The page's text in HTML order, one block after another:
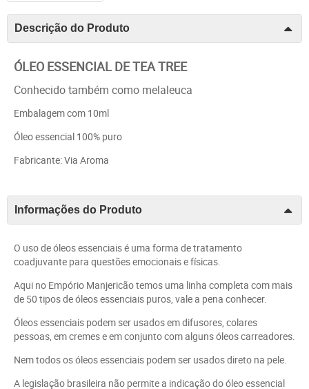
Descrição do Produto
ÓLEO ESSENCIAL DE TEA TREE
Conhecido também como melaleuca
Embalagem com 10ml
Óleo essencial 100% puro
Fabricante: Via Aroma
Informações do Produto
O uso de óleos essenciais é uma forma de tratamento
coadjuvante para questões emocionais e físicas.
Aqui no Empório Manjericão temos uma linha completa com mais
de 50 tipos de óleos essenciais puros, vale a pena conhecer.
Óleos essenciais podem ser usados em difusores, colares
pessoas, em cremes e em conjunto com alguns óleos carreadores.
Nem todos os óleos essenciais podem ser usados direto na pele.
A legislação brasileira não permite a indicação do óleo essencial